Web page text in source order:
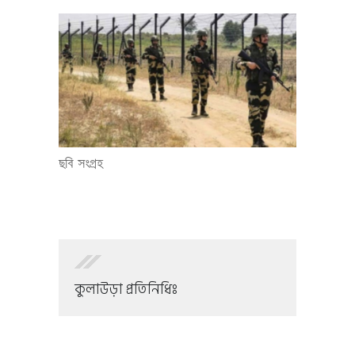
ছবি সংগ্রহ
কুলাউড়া প্রতিনিধিঃ